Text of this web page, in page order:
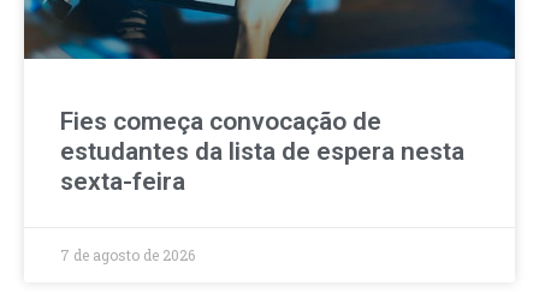
Fies começa convocação de
estudantes da lista de espera nesta
sexta-feira
7 de agosto de 2026